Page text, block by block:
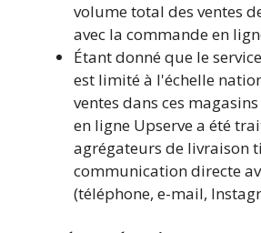
volume total des ventes
avec la commande en
Étant donné que le
est limité à l'échelle
ventes dans ces
en ligne Upserve a été
agrégateurs de livraison
communication directe
(téléphone, e-mail,